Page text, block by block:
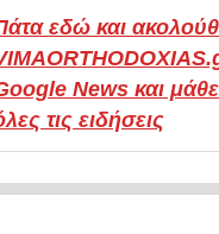
εδώ και
News και
τις ειδήσεις